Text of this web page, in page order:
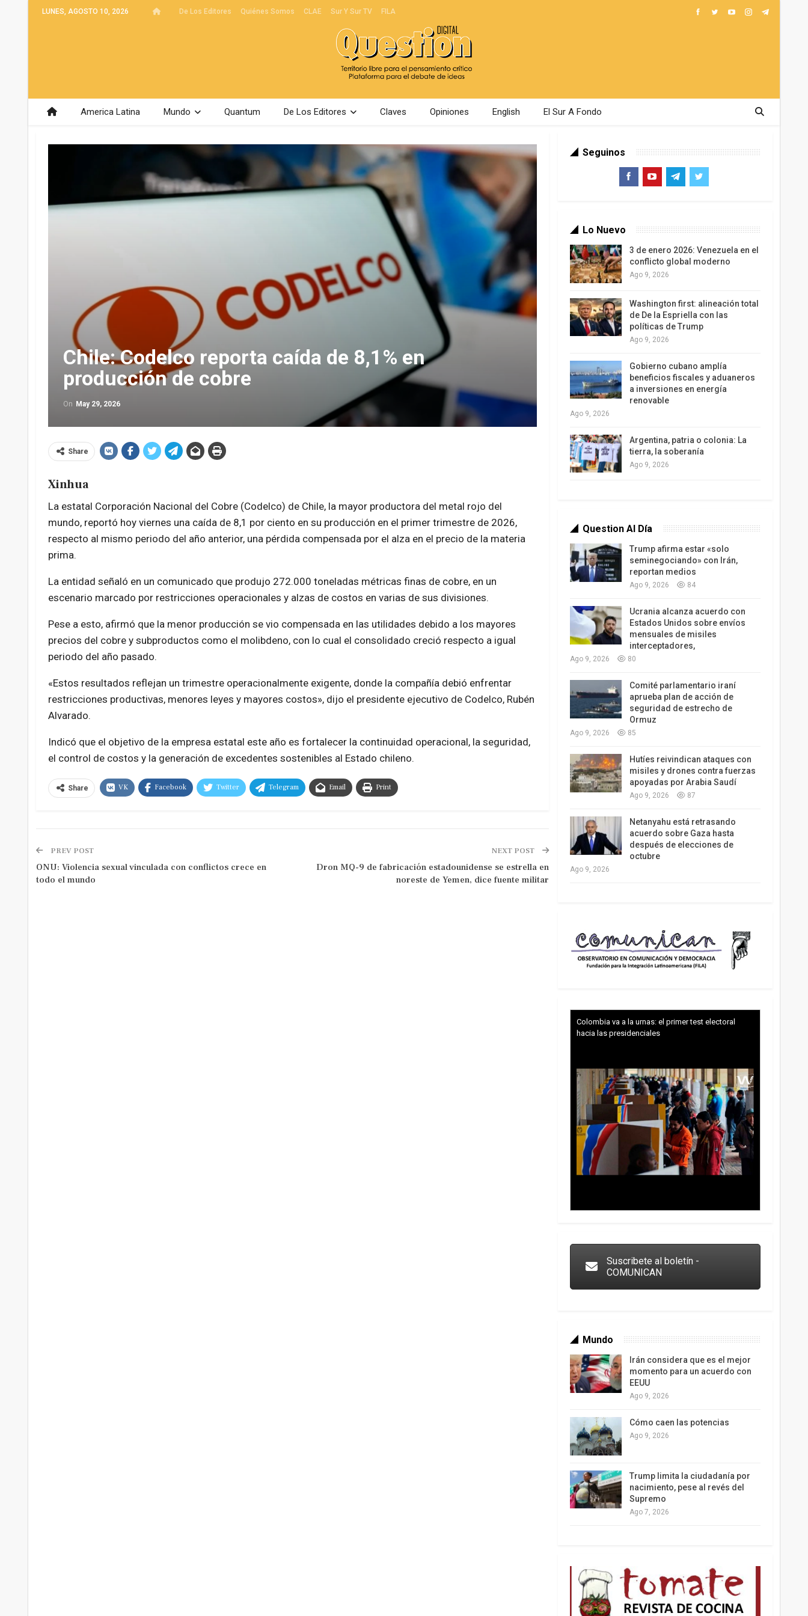
LUNES, AGOSTO 10, 2026 De Los Editores Quiénes Somos CLAE Sur Y Sur TV FILA
America Latina Mundo Quantum De Los Editores Claves Opiniones English El Sur A Fondo
Chile: Codelco reporta caída de 8,1% en
producción de cobre
On May 29, 2026
Share
Xinhua
La estatal Corporación Nacional del Cobre (Codelco) de Chile, la mayor productora del metal rojo del
mundo, reportó hoy viernes una caída de 8,1 por ciento en su producción en el primer trimestre de 2026,
respecto al mismo periodo del año anterior, una pérdida compensada por el alza en el precio de la materia
prima.
La entidad señaló en un comunicado que produjo 272.000 toneladas métricas finas de cobre, en un
escenario marcado por restricciones operacionales y alzas de costos en varias de sus divisiones.
Pese a esto, afirmó que la menor producción se vio compensada en las utilidades debido a los mayores
precios del cobre y subproductos como el molibdeno, con lo cual el consolidado creció respecto a igual
periodo del año pasado.
«Estos resultados reflejan un trimestre operacionalmente exigente, donde la compañía debió enfrentar
restricciones productivas, menores leyes y mayores costos», dijo el presidente ejecutivo de Codelco, Rubén
Alvarado.
Indicó que el objetivo de la empresa estatal este año es fortalecer la continuidad operacional, la seguridad,
el control de costos y la generación de excedentes sostenibles al Estado chileno.
Share VK Facebook Twitter Telegram Email Print
PREV POST
ONU: Violencia sexual vinculada con conflictos crece en
todo el mundo
NEXT POST
Dron MQ-9 de fabricación estadounidense se estrella en
noreste de Yemen, dice fuente militar
Seguinos
Lo Nuevo
3 de enero 2026: Venezuela en el
conflicto global moderno
Ago 9, 2026
Washington first: alineación total
de De la Espriella con las
políticas de Trump
Ago 9, 2026
Gobierno cubano amplía
beneficios fiscales y aduaneros
a inversiones en energía
renovable
Ago 9, 2026
Argentina, patria o colonia: La
tierra, la soberanía
Ago 9, 2026
Question Al Día
Trump afirma estar «solo
seminegociando» con Irán,
reportan medios
Ago 9, 2026 84
Ucrania alcanza acuerdo con
Estados Unidos sobre envíos
mensuales de misiles
interceptadores,
Ago 9, 2026 80
Comité parlamentario iraní
aprueba plan de acción de
seguridad de estrecho de
Ormuz
Ago 9, 2026 85
Hutíes reivindican ataques con
misiles y drones contra fuerzas
apoyadas por Arabia Saudí
Ago 9, 2026 87
Netanyahu está retrasando
acuerdo sobre Gaza hasta
después de elecciones de
octubre
Ago 9, 2026
Colombia va a la urnas: el primer test electoral
hacia las presidenciales
Suscribete al boletín -
COMUNICAN
Mundo
Irán considera que es el mejor
momento para un acuerdo con
EEUU
Ago 9, 2026
Cómo caen las potencias
Ago 9, 2026
Trump limita la ciudadanía por
nacimiento, pese al revés del
Supremo
Ago 7, 2026